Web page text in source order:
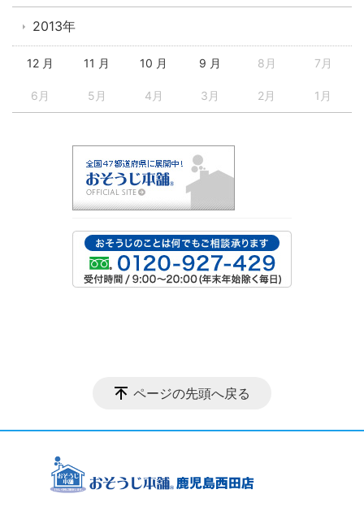
2013年
12 月 11 月 10 月 9 月 8月 7月
6月 5月 4月 3月 2月 1月
ページの先頭へ戻る